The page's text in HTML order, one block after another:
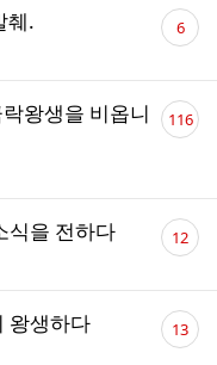
췌.
댓
글 6
왕생을 비옵니
댓
글116
식을 전하다
댓
글12
왕생하다
댓
글13